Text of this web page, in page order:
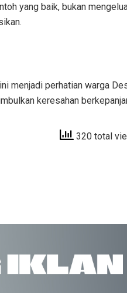
yang baik, bukan
menjadi perhatian warga
keresahan
320 total